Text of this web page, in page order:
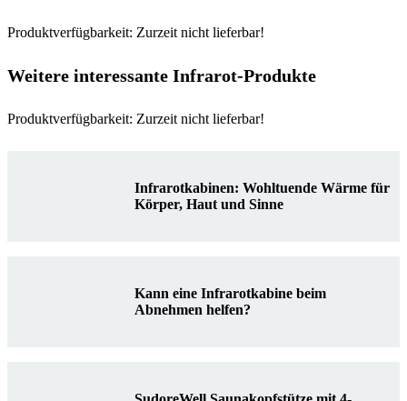
Produktverfügbarkeit: Zurzeit nicht lieferbar!
Weitere interessante Infrarot-Produkte
Produktverfügbarkeit: Zurzeit nicht lieferbar!
Infrarotkabinen: Wohltuende Wärme für
Körper, Haut und Sinne
Kann eine Infrarotkabine beim
Abnehmen helfen?